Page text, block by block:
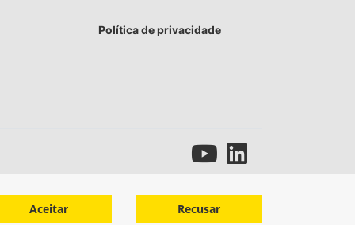
Política de privacidade
Aceitar Recusar